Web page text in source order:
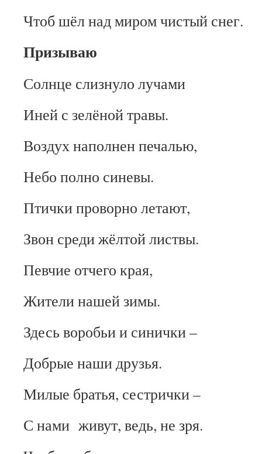
Чтоб шёл над миром чистый снег.
Призываю
Солнце слизнуло лучами
Иней с зелёной травы.
Воздух наполнен печалью,
Небо полно синевы.
Птички проворно летают,
Звон среди жёлтой листвы.
Певчие отчего края,
Жители нашей зимы.
Здесь воробьи и синички –
Добрые наши друзья.
Милые братья, сестрички –
С нами живут, ведь, не зря.